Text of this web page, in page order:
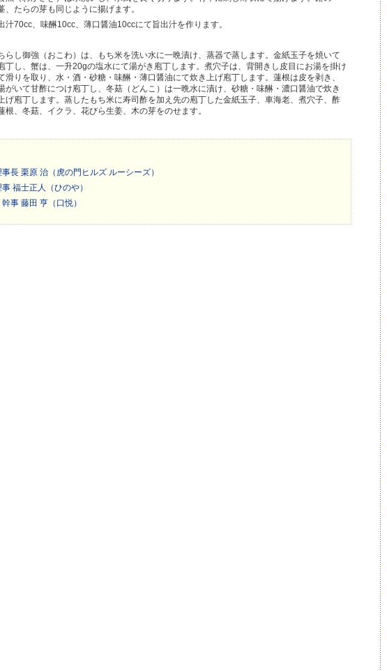
、たらの芽も同じように揚げます。
汁70cc、味醂10cc、薄口醤油10ccにて旨出汁を作ります。
らし御強（おこわ）は、もち米を洗い水に一晩漬け、蒸器で蒸します。金紙玉子を焼いて
丁し、蟹は、一升20gの塩水にて湯がき庖丁します。煮穴子は、背開きし皮目にお湯を掛け
滑りを取り、水・酒・砂糖・味醂・薄口醤油にて炊き上げ庖丁します。蓮根は皮を剥き、
がいて甘酢につけ庖丁し、冬菇（どんこ）は一晩水に漬け、砂糖・味醂・濃口醤油で炊き
げ庖丁します。蒸したもち米に寿司酢を加え先の庖丁した金紙玉子、車海老、煮穴子、酢
根、冬菇、イクラ、花びら生姜、木の芽をのせます。
事長 栗原 治（虎の門ヒルズ ルーシーズ）
福士正人（ひのや）
事 藤田 亨（口悦）